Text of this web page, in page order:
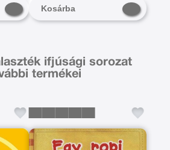
Kosárba
ifjúsági sorozat
termékei